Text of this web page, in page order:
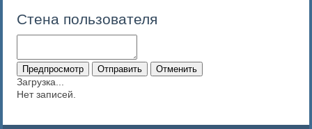
Стена пользователя
Загрузка...
Нет записей.